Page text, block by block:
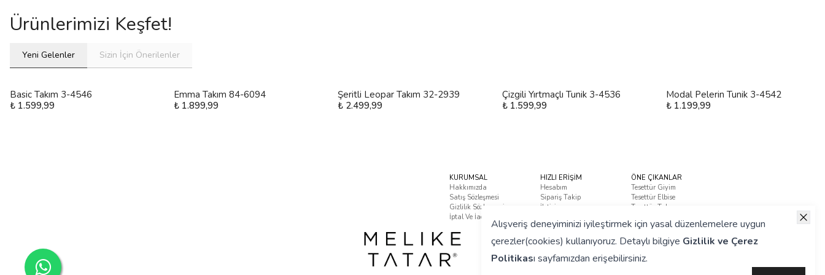
Alışveriş deneyiminizi iyileştirmek için yasal düzenlemelere uygun
çerezler(cookies) kullanıyoruz. Detaylı bilgiye Gizlilik ve Çerez
Politikası sayfamızdan erişebilirsiniz.
Ürünlerimizi Keşfet!
Yeni Gelenler Sizin İçin Önerilenler
Basic Takım 3-4546
₺ 1.599,99
Emma Takım 84-6094
₺ 1.899,99
Şeritli Leopar Takım 32-2939
₺ 2.499,99
Çizgili Yırtmaçlı Tunik 3-4536
₺ 1.599,99
Modal Pelerin Tunik 3-4542
₺ 1.199,99
KURUMSAL
Hakkımızda
Satış Sözleşmesi
Gizlilik Sözleşmesi
İptal Ve İade Koşulları
HIZLI ERİŞİM
Hesabım
Sipariş Takip
İletişim
ÖNE ÇIKANLAR
Tesettür Giyim
Tesettür Elbise
Tesettür Takım